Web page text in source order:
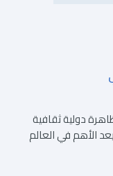
دولية ثقافية
الأهم في العالم